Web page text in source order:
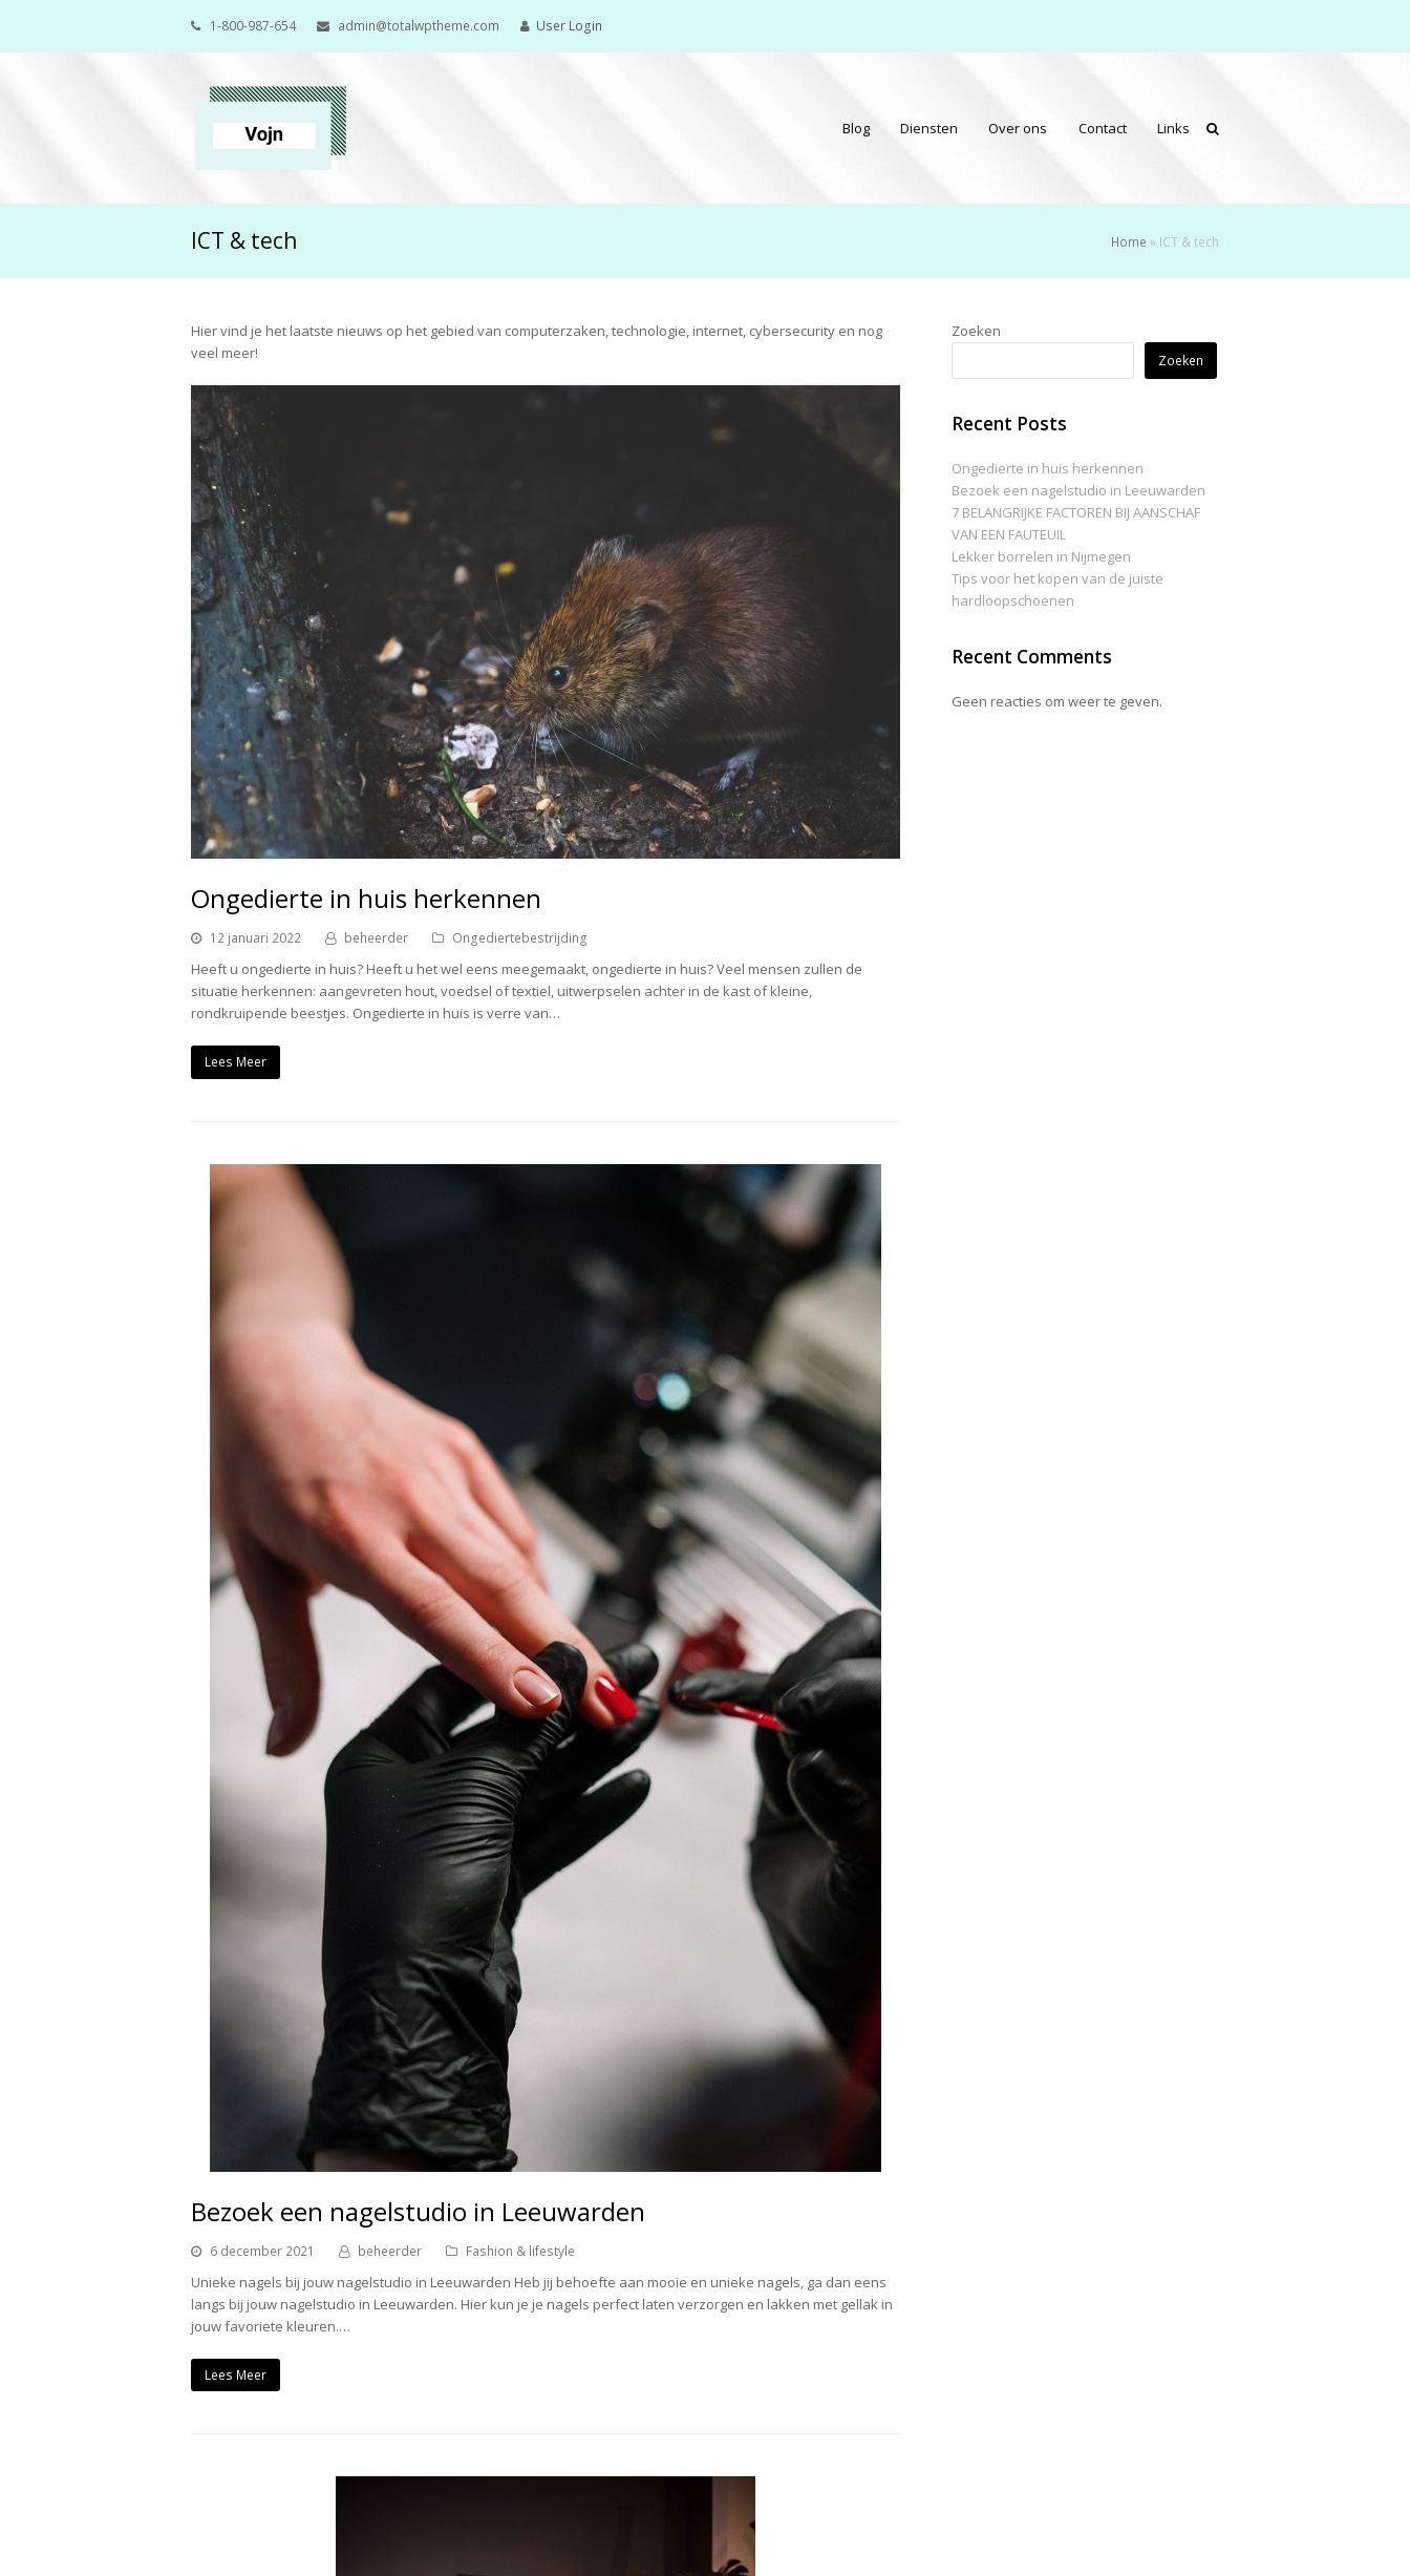
1-800-987-654 admin@totalwptheme.com User Login
Blog Diensten Over ons Contact Links
ICT & tech Home » ICT & tech
Hier vind je het laatste nieuws op het gebied van computerzaken, technologie, internet, cybersecurity en nog
veel meer!
Ongedierte in huis herkennen
12 januari 2022 beheerder Ongediertebestrijding
Heeft u ongedierte in huis? Heeft u het wel eens meegemaakt, ongedierte in huis? Veel mensen zullen de
situatie herkennen: aangevreten hout, voedsel of textiel, uitwerpselen achter in de kast of kleine,
rondkruipende beestjes. Ongedierte in huis is verre van…
Lees Meer
Bezoek een nagelstudio in Leeuwarden
6 december 2021 beheerder Fashion & lifestyle
Unieke nagels bij jouw nagelstudio in Leeuwarden Heb jij behoefte aan mooie en unieke nagels, ga dan eens
langs bij jouw nagelstudio in Leeuwarden. Hier kun je je nagels perfect laten verzorgen en lakken met gellak in
jouw favoriete kleuren.…
Lees Meer
Zoeken
Zoeken
Recent Posts
Ongedierte in huis herkennen
Bezoek een nagelstudio in Leeuwarden
7 BELANGRIJKE FACTOREN BIJ AANSCHAF
VAN EEN FAUTEUIL
Lekker borrelen in Nijmegen
Tips voor het kopen van de juiste
hardloopschoenen
Recent Comments
Geen reacties om weer te geven.